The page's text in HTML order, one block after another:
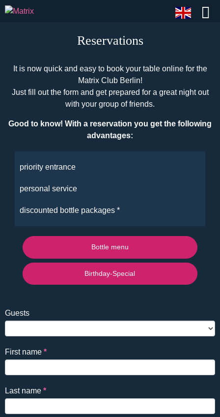
Reservations
It is now quick and easy to book your table online for the
Matrix Club Berlin!
Just fill out the form and get prepared for a great night out
with your group of friends.
Good to know! With a reservation you get the following
advantages:
priority entrance
personal service
discounted bottle packages *
Bottle menu
Birthday-Special
Reservierung
EN
Falls
Du
ein
Mensch
bist,
Feld
Guests
First name *
Last name *